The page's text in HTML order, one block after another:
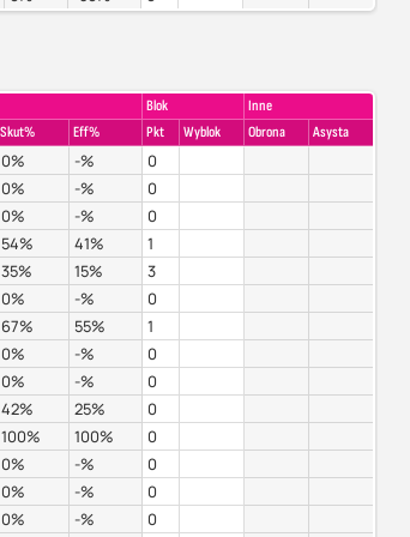
Blok
Inne
Skut% Eff% Pkt Wyblok Obrona Asysta
0% -%
0
0% -%
0
0% -%
0
54% 41%
1
35% 15%
3
0% -%
0
67% 55%
1
0% -%
0
0% -%
0
42% 25%
0
100% 100%
0
0% -%
0
0% -%
0
0% -%
0